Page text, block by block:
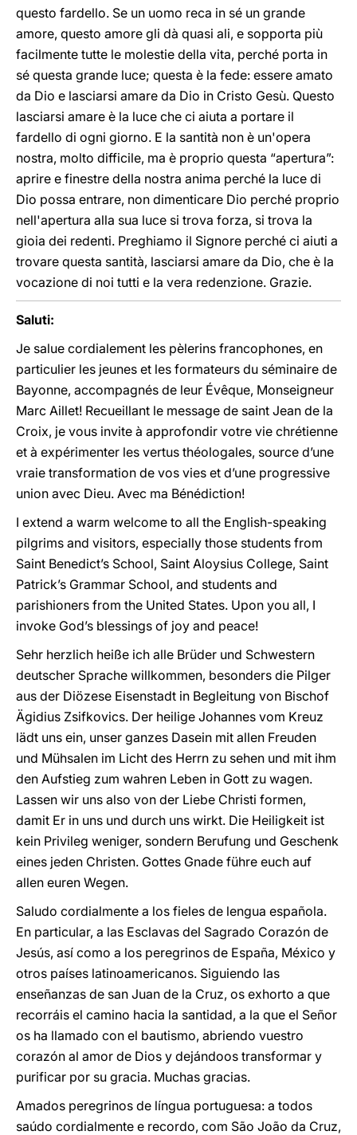
questo fardello. Se un uomo reca in sé un grande
amore, questo amore gli dà quasi ali, e sopporta più
facilmente tutte le molestie della vita, perché porta in
sé questa grande luce; questa è la fede: essere amato
da Dio e lasciarsi amare da Dio in Cristo Gesù. Questo
lasciarsi amare è la luce che ci aiuta a portare il
fardello di ogni giorno. E la santità non è un'opera
nostra, molto difficile, ma è proprio questa “apertura”:
aprire e finestre della nostra anima perché la luce di
Dio possa entrare, non dimenticare Dio perché proprio
nell'apertura alla sua luce si trova forza, si trova la
gioia dei redenti. Preghiamo il Signore perché ci aiuti a
trovare questa santità, lasciarsi amare da Dio, che è la
vocazione di noi tutti e la vera redenzione. Grazie.
Saluti:
Je salue cordialement les pèlerins francophones, en
particulier les jeunes et les formateurs du séminaire de
Bayonne, accompagnés de leur Évêque, Monseigneur
Marc Aillet! Recueillant le message de saint Jean de la
Croix, je vous invite à approfondir votre vie chrétienne
et à expérimenter les vertus théologales, source d’une
vraie transformation de vos vies et d’une progressive
union avec Dieu. Avec ma Bénédiction!
I extend a warm welcome to all the English-speaking
pilgrims and visitors, especially those students from
Saint Benedict’s School, Saint Aloysius College, Saint
Patrick’s Grammar School, and students and
parishioners from the United States. Upon you all, I
invoke God’s blessings of joy and peace!
Sehr herzlich heiße ich alle Brüder und Schwestern
deutscher Sprache willkommen, besonders die Pilger
aus der Diözese Eisenstadt in Begleitung von Bischof
Ägidius Zsifkovics. Der heilige Johannes vom Kreuz
lädt uns ein, unser ganzes Dasein mit allen Freuden
und Mühsalen im Licht des Herrn zu sehen und mit ihm
den Aufstieg zum wahren Leben in Gott zu wagen.
Lassen wir uns also von der Liebe Christi formen,
damit Er in uns und durch uns wirkt. Die Heiligkeit ist
kein Privileg weniger, sondern Berufung und Geschenk
eines jeden Christen. Gottes Gnade führe euch auf
allen euren Wegen.
Saludo cordialmente a los fieles de lengua española.
En particular, a las Esclavas del Sagrado Corazón de
Jesús, así como a los peregrinos de España, México y
otros países latinoamericanos. Siguiendo las
enseñanzas de san Juan de la Cruz, os exhorto a que
recorráis el camino hacia la santidad, a la que el Señor
os ha llamado con el bautismo, abriendo vuestro
corazón al amor de Dios y dejándoos transformar y
purificar por su gracia. Muchas gracias.
Amados peregrinos de língua portuguesa: a todos
saúdo cordialmente e recordo, com São João da Cruz,